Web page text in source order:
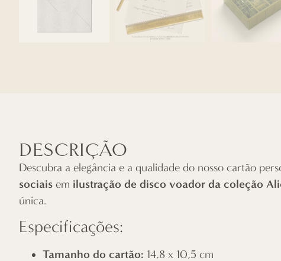
DESCRIÇÃO
Descubra a elegância e a qualidade do nosso cartão
sociais em ilustração de disco voador da coleção
única.
Especificações:
Tamanho do cartão: 14,8 x 10,5 cm